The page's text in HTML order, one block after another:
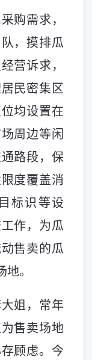
购需求，
，摸排瓜
营诉求，
民密集区
均设置在
周边等闲
路段，保
度覆盖消
标识等设
作，为瓜
售卖的瓜
。
姐，常年
售卖场地
顾虑。今